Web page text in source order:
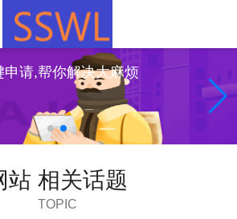
申请,帮你解决大麻烦
站 相关话题
TOPIC